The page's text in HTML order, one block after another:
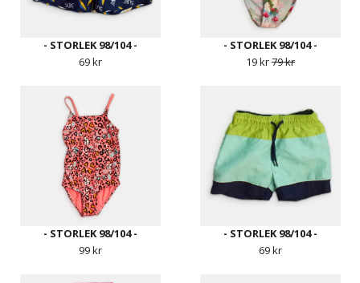
- STORLEK 98/104 -
69 kr
- STORLEK 98/104 -
19 kr79 kr
- STORLEK 98/104 -
99 kr
- STORLEK 98/104 -
69 kr